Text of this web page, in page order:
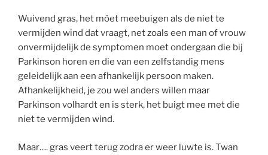
Wuivend gras, het móet meebuigen als de niet te
vermijden wind dat vraagt, net zoals een man of vrouw
onvermijdelijk de symptomen moet ondergaan die bij
Parkinson horen en die van een zelfstandig mens
geleidelijk aan een afhankelijk persoon maken.
Afhankelijkheid, je zou wel anders willen maar
Parkinson volhardt en is sterk, het buigt mee met die
niet te vermijden wind.
Maar…. gras veert terug zodra er weer luwte is. Twan